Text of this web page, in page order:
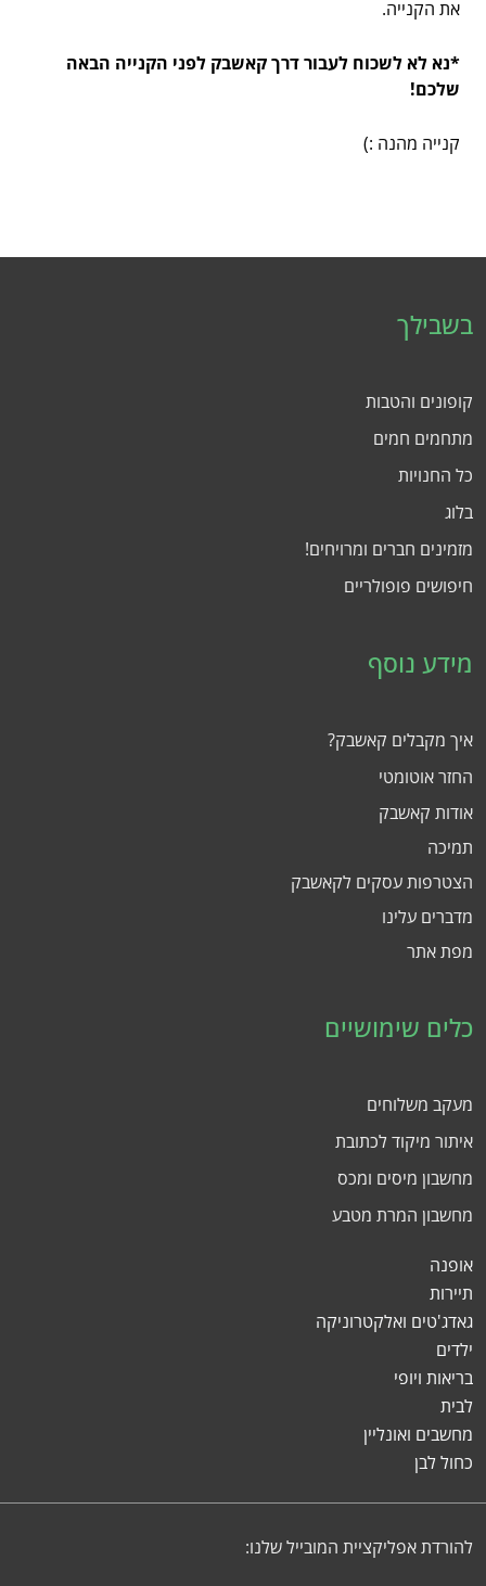
את הקנייה.
*נא לא לשכוח לעבור דרך קאשבק לפני הקנייה הבאה
שלכם!
קנייה מהנה :)
בשבילך
קופונים והטבות
מתחמים חמים
כל החנויות
בלוג
מזמינים חברים ומרויחים!
חיפושים פופולריים
מידע נוסף
איך מקבלים קאשבק?
החזר אוטומטי
אודות קאשבק
תמיכה
הצטרפות עסקים לקאשבק
מדברים עלינו
מפת אתר
כלים שימושיים
מעקב משלוחים
איתור מיקוד לכתובת
מחשבון מיסים ומכס
מחשבון המרת מטבע
אופנה
תיירות
גאדג'טים ואלקטרוניקה
ילדים
בריאות ויופי
לבית
מחשבים ואונליין
כחול לבן
להורדת אפליקציית המובייל שלנו: